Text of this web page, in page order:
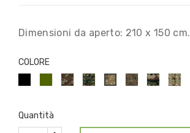
Dimensioni da aperto: 210 x 150 cm.
COLORE
VERDEVEGETATOWOODLAND
A-
Flecktarn
CCE
ARID
Quantità